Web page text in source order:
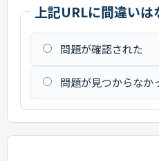
上記URLに間違いは
問題が確認された
問題が見つからなか